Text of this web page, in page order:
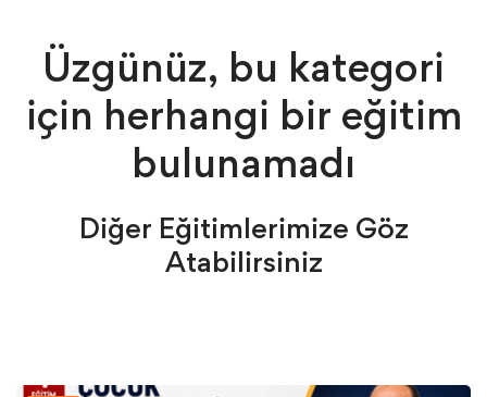
Üzgünüz, bu kategori
için herhangi bir eğitim
bulunamadı
Diğer Eğitimlerimize Göz
Atabilirsiniz